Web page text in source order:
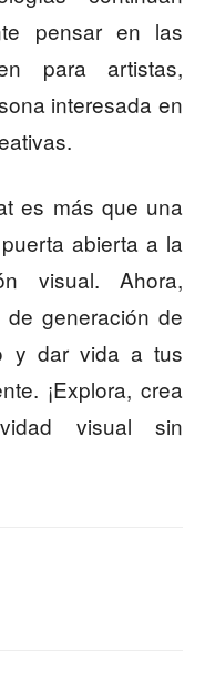
pensar en las
para artistas,
interesada en
es más que una
abierta a la
visual. Ahora,
generación de
y dar vida a tus
¡Explora, crea
visual sin